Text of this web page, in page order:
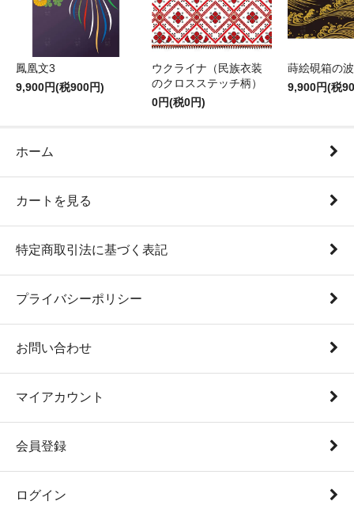
鳳凰文3
9,900円(税900円)
ウクライナ（民族衣装
のクロスステッチ柄）
0円(税0円)
蒔絵硯箱の
9,900円(税
ホーム
カートを見る
特定商取引法に基づく表記
プライバシーポリシー
お問い合わせ
マイアカウント
会員登録
ログイン